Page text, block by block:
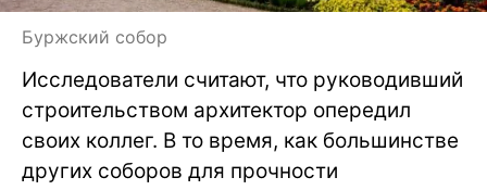
Буржский собор
Исследователи считают, что руководивший
строительством архитектор опередил
своих коллег. В то время, как большинстве
других соборов для прочности